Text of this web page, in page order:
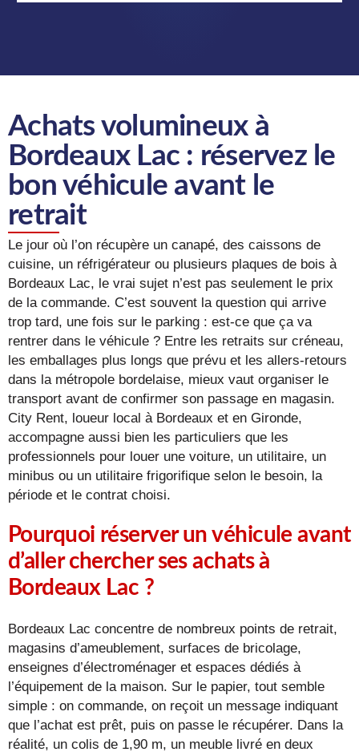
Achats volumineux à
Bordeaux Lac : réservez le
bon véhicule avant le
retrait
Le jour où l’on récupère un canapé, des caissons de
cuisine, un réfrigérateur ou plusieurs plaques de bois à
Bordeaux Lac, le vrai sujet n’est pas seulement le prix
de la commande. C’est souvent la question qui arrive
trop tard, une fois sur le parking : est-ce que ça va
rentrer dans le véhicule ? Entre les retraits sur créneau,
les emballages plus longs que prévu et les allers-retours
dans la métropole bordelaise, mieux vaut organiser le
transport avant de confirmer son passage en magasin.
City Rent, loueur local à Bordeaux et en Gironde,
accompagne aussi bien les particuliers que les
professionnels pour louer une voiture, un utilitaire, un
minibus ou un utilitaire frigorifique selon le besoin, la
période et le contrat choisi.
Pourquoi réserver un véhicule avant
d’aller chercher ses achats à
Bordeaux Lac ?
Bordeaux Lac concentre de nombreux points de retrait,
magasins d’ameublement, surfaces de bricolage,
enseignes d’électroménager et espaces dédiés à
l’équipement de la maison. Sur le papier, tout semble
simple : on commande, on reçoit un message indiquant
que l’achat est prêt, puis on passe le récupérer. Dans la
réalité, un colis de 1,90 m, un meuble livré en deux